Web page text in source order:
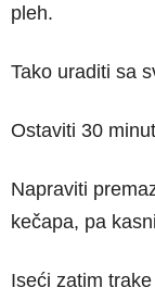
pleh.
Tako uraditi sa
Ostaviti 30
Napraviti
kečapa, pa
Iseći zatim